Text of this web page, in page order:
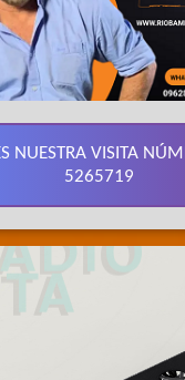
NUESTRA VISITA
5265719